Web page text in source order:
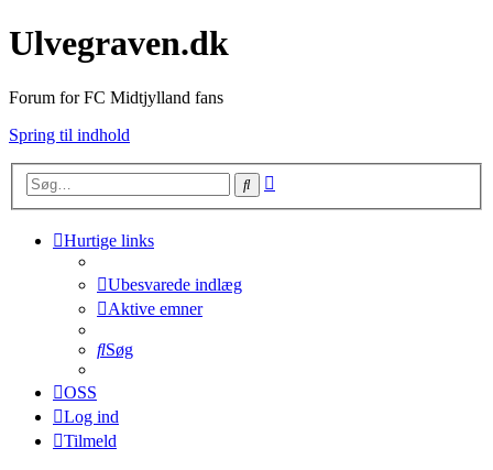
Ulvegraven.dk
Forum for FC Midtjylland fans
Spring til indhold
Søg
Hurtige links
Ubesvarede indlæg
Aktive emner
Søg
OSS
Log ind
Tilmeld